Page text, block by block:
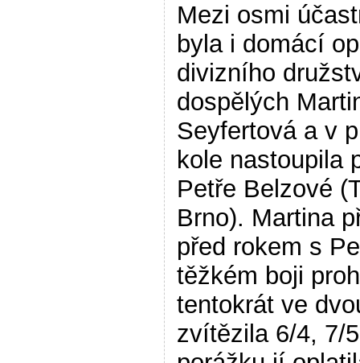
Mezi osmi
byla i domácí
divizního
dospělých
Seyfertová a v
kole nastoupila
Petře Belzové
Brno). Martina
před rokem s
těžkém boji
tentokrát ve
zvítězila 6/4, 7/